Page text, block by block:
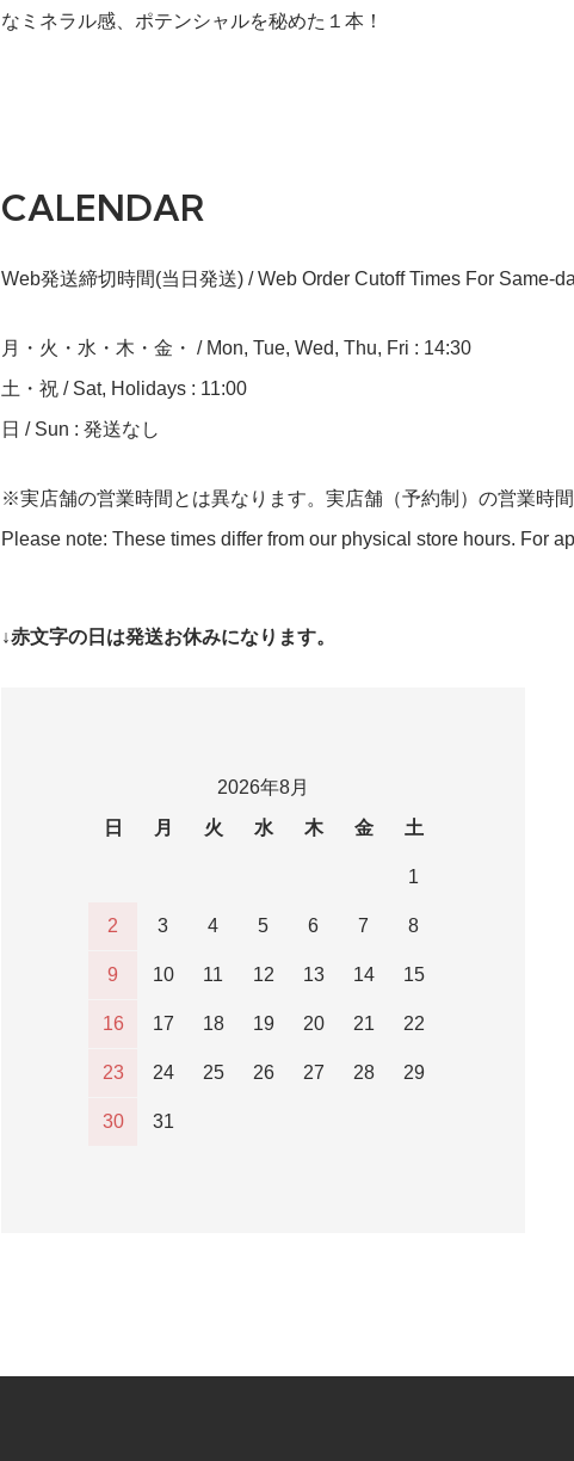
なミネラル感、ポテンシャルを秘めた１本！
CALENDAR
Web発送締切時間(当日発送) / Web Order Cutoff Times For Same-
月・火・水・木・金・ / Mon, Tue, Wed, Thu, Fri : 14:30
土・祝 / Sat, Holidays : 11:00
日 / Sun : 発送なし
※実店舗の営業時間とは異なります。実店舗（予約制）の営業時間
Please note: These times differ from our physical store hours. For
↓赤文字の日は発送お休みになります。
2026年8月
日
月 火 水 木 金 土
1
2 3 4 5 6 7 8
9 10 11 12 13 14 15
16 17 18 19 20 21 22
23 24 25 26 27 28 29
30 31